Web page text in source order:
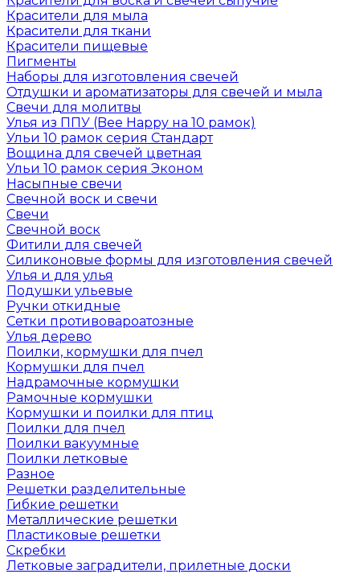
Красители для мыла
Красители для ткани
Красители пищевые
Пигменты
Наборы для изготовления свечей
Отдушки и ароматизаторы для свечей и мыла
Свечи для молитвы
Улья из ППУ (Bee Happy на 10 рамок)
Ульи 10 рамок серия Стандарт
Вощина для свечей цветная
Ульи 10 рамок серия Эконом
Насыпные свечи
Свечной воск и свечи
Свечи
Свечной воск
Фитили для свечей
Силиконовые формы для изготовления свечей
Улья и для улья
Подушки ульевые
Ручки откидные
Сетки противовароатозные
Улья дерево
Поилки, кормушки для пчел
Кормушки для пчел
Надрамочные кормушки
Рамочные кормушки
Кормушки и поилки для птиц
Поилки для пчел
Поилки вакуумные
Поилки летковые
Разное
Решетки разделительные
Гибкие решетки
Металлические решетки
Пластиковые решетки
Скребки
Летковые заградители, прилетные доски